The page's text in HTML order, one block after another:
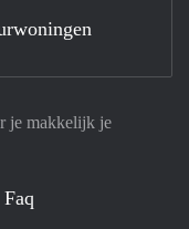
je makkelijk je
Faq